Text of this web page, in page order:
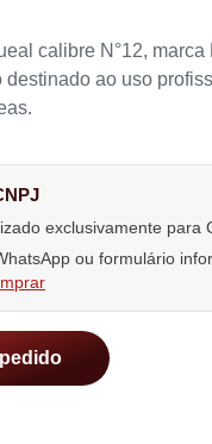
calibre N°12, marca
ao uso
exclusivamente para
ou formulário